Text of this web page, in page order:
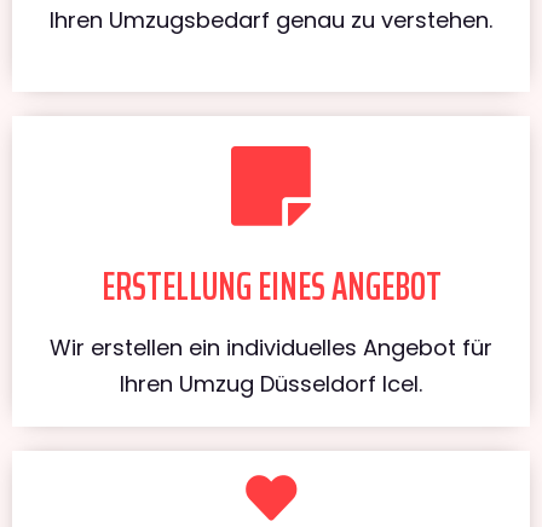
Ihren Umzugsbedarf genau zu verstehen.
ERSTELLUNG EINES ANGEBOT
Wir erstellen ein individuelles Angebot für
Ihren Umzug Düsseldorf Icel.